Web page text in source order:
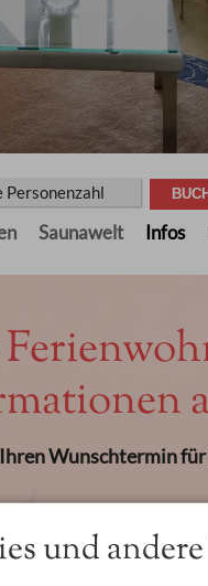
Personenzahl
Saunawelt Infos
Wunschtermin
ab 15:00 Uhr zur
bei einem Getränk
und